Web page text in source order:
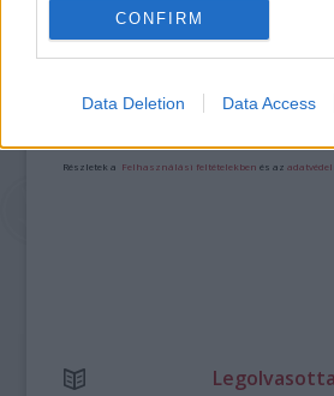
CONFIRM
Data Deletion Data Access
A bejegyzés trackback címe:
https://kulturpart.hu/api/
Kommentek:
szolgáltatás technikai
Részletek a Felhasználási feltételekben és az